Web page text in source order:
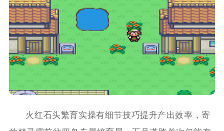
火红石头繁育实操有细节技巧提升产出效率，寄